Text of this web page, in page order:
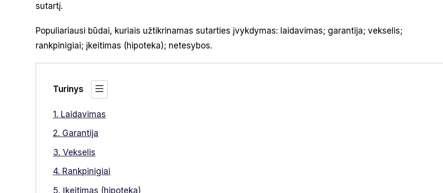
sutartį.
Populiariausi būdai, kuriais užtikrinamas sutarties įvykdymas: laidavimas; garantija; vekselis;
rankpinigiai; įkeitimas (hipoteka); netesybos.
Turinys
1. Laidavimas
2. Garantija
3. Vekselis
4. Rankpinigiai
5. Įkeitimas (hipoteka)